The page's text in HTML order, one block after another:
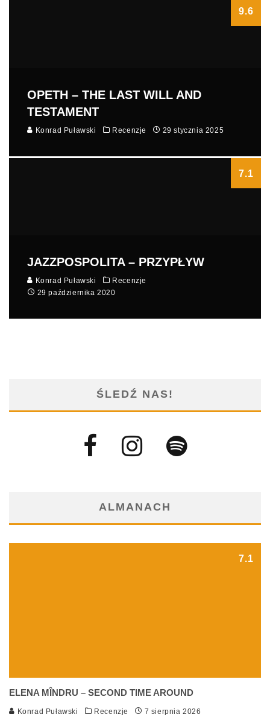
9.6
OPETH – THE LAST WILL AND
TESTAMENT
Konrad Puławski Recenzje 29 stycznia 2025
7.1
JAZZPOSPOLITA – PRZYPŁYW
Konrad Puławski
Recenzje
29 października 2020
ŚLEDŹ NAS!
ALMANACH
7.1
ELENA MÎNDRU – SECOND TIME AROUND
Konrad Puławski Recenzje 7 sierpnia 2026